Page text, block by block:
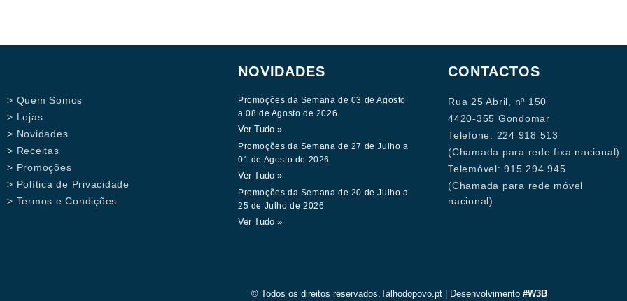
> Quem Somos
> Lojas
> Novidades
> Receitas
> Promoções
> Política de Privacidade
> Termos e Condições
NOVIDADES
Promoções da Semana de 03 de Agosto
a 08 de Agosto de 2026
Ver Tudo »
Promoções da Semana de 27 de Julho a
01 de Agosto de 2026
Ver Tudo »
Promoções da Semana de 20 de Julho a
25 de Julho de 2026
Ver Tudo »
CONTACTOS
Rua 25 Abril, nº 150
4420-355 Gondomar
Telefone: 224 918 513
(Chamada para rede fixa nacional)
Telemóvel: 915 294 945
(Chamada para rede móvel
nacional)
© Todos os direitos reservados.Talhodopovo.pt | Desenvolvimento #W3B